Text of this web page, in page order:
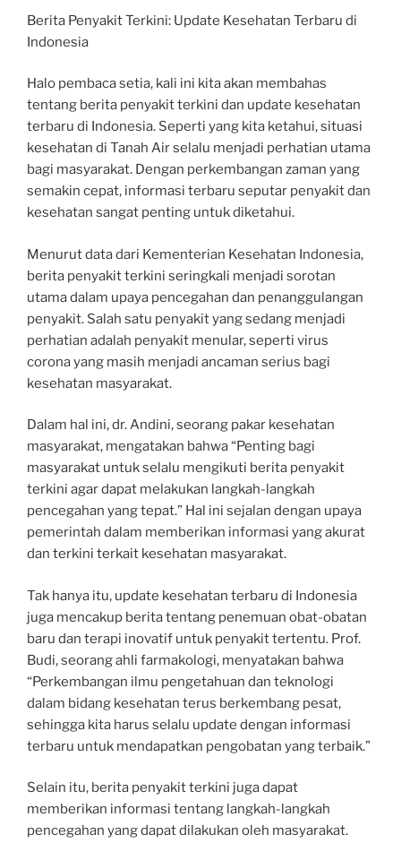
Berita Penyakit Terkini: Update Kesehatan Terbaru di
Indonesia
Halo pembaca setia, kali ini kita akan membahas
tentang berita penyakit terkini dan update kesehatan
terbaru di Indonesia. Seperti yang kita ketahui, situasi
kesehatan di Tanah Air selalu menjadi perhatian utama
bagi masyarakat. Dengan perkembangan zaman yang
semakin cepat, informasi terbaru seputar penyakit dan
kesehatan sangat penting untuk diketahui.
Menurut data dari Kementerian Kesehatan Indonesia,
berita penyakit terkini seringkali menjadi sorotan
utama dalam upaya pencegahan dan penanggulangan
penyakit. Salah satu penyakit yang sedang menjadi
perhatian adalah penyakit menular, seperti virus
corona yang masih menjadi ancaman serius bagi
kesehatan masyarakat.
Dalam hal ini, dr. Andini, seorang pakar kesehatan
masyarakat, mengatakan bahwa “Penting bagi
masyarakat untuk selalu mengikuti berita penyakit
terkini agar dapat melakukan langkah-langkah
pencegahan yang tepat.” Hal ini sejalan dengan upaya
pemerintah dalam memberikan informasi yang akurat
dan terkini terkait kesehatan masyarakat.
Tak hanya itu, update kesehatan terbaru di Indonesia
juga mencakup berita tentang penemuan obat-obatan
baru dan terapi inovatif untuk penyakit tertentu. Prof.
Budi, seorang ahli farmakologi, menyatakan bahwa
“Perkembangan ilmu pengetahuan dan teknologi
dalam bidang kesehatan terus berkembang pesat,
sehingga kita harus selalu update dengan informasi
terbaru untuk mendapatkan pengobatan yang terbaik.”
Selain itu, berita penyakit terkini juga dapat
memberikan informasi tentang langkah-langkah
pencegahan yang dapat dilakukan oleh masyarakat.